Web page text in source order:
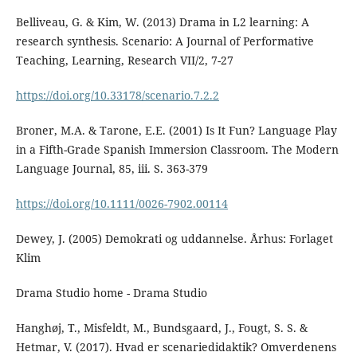
Belliveau, G. & Kim, W. (2013) Drama in L2 learning: A
research synthesis. Scenario: A Journal of Performative
Teaching, Learning, Research VII/2, 7-27
https://doi.org/10.33178/scenario.7.2.2
Broner, M.A. & Tarone, E.E. (2001) Is It Fun? Language Play
in a Fifth-Grade Spanish Immersion Classroom. The Modern
Language Journal, 85, iii. S. 363-379
https://doi.org/10.1111/0026-7902.00114
Dewey, J. (2005) Demokrati og uddannelse. Århus: Forlaget
Klim
Drama Studio home - Drama Studio
Hanghøj, T., Misfeldt, M., Bundsgaard, J., Fougt, S. S. &
Hetmar, V. (2017). Hvad er scenariedidaktik? Omverdenens